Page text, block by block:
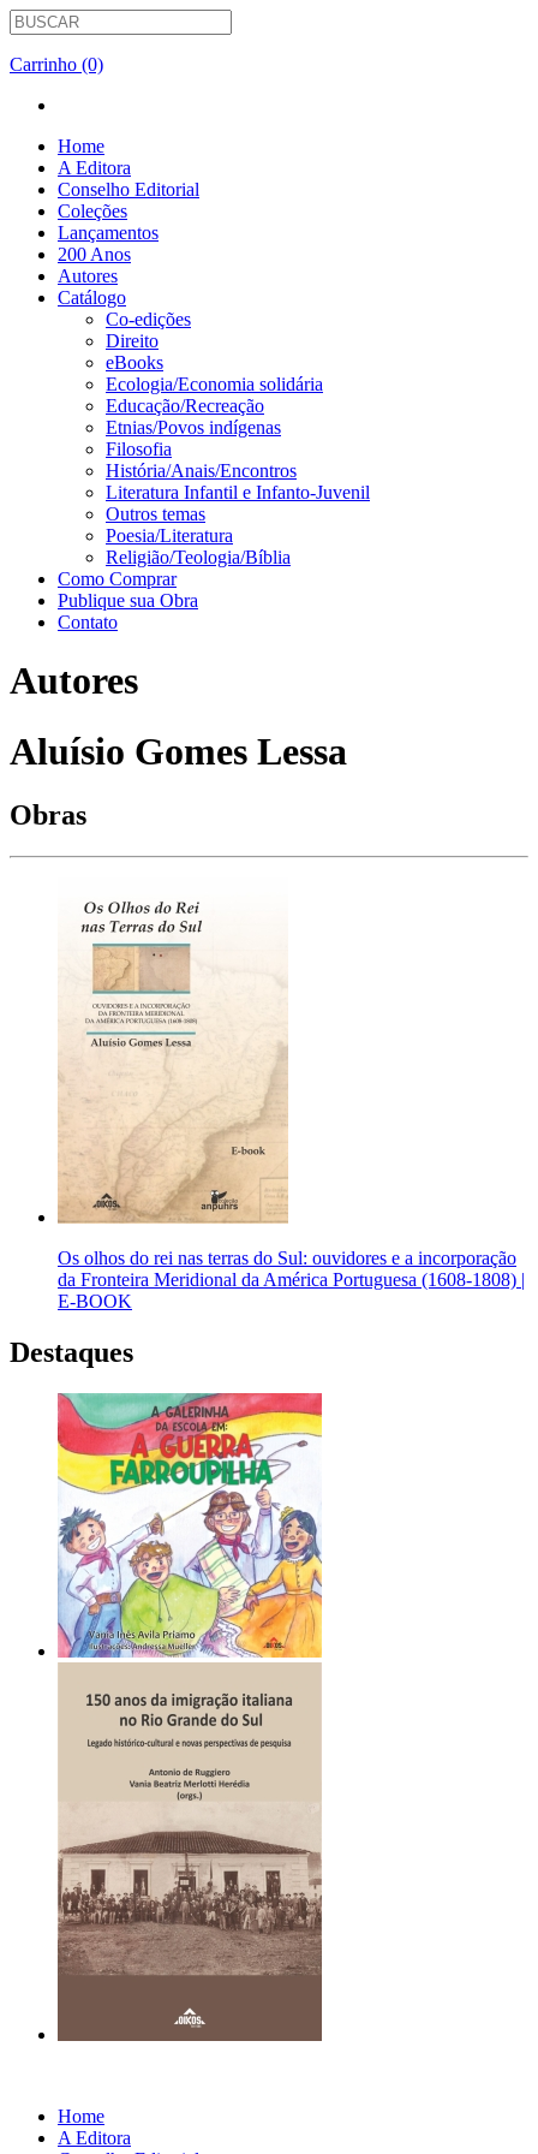
Carrinho (0)
Home
A Editora
Conselho Editorial
Coleções
Lançamentos
200 Anos
Autores
Catálogo
Co-edições
Direito
eBooks
Ecologia/Economia solidária
Educação/Recreação
Etnias/Povos indígenas
Filosofia
História/Anais/Encontros
Literatura Infantil e Infanto-Juvenil
Outros temas
Poesia/Literatura
Religião/Teologia/Bíblia
Como Comprar
Publique sua Obra
Contato
Autores
Aluísio Gomes Lessa
Obras
Os olhos do rei nas terras do Sul: ouvidores e a incorporação
da Fronteira Meridional da América Portuguesa (1608-1808) |
E-BOOK
Destaques
Home
A Editora